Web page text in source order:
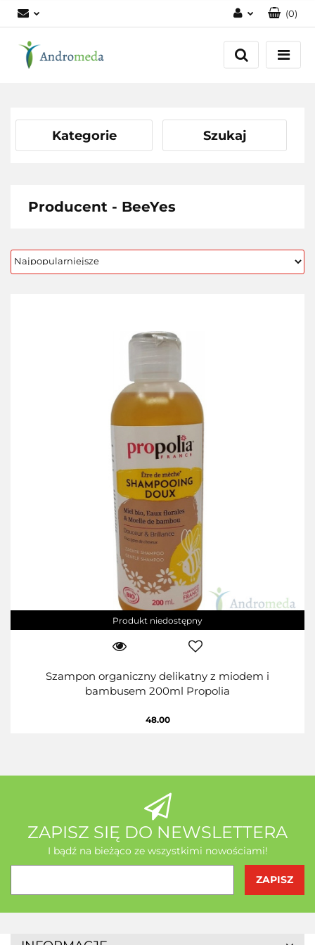
Zaloguj się
Zarejestruj się
(0)
Kategorie Szukaj
Producent - BeeYes
Produkt niedostępny
Szampon organiczny delikatny z miodem i
bambusem 200ml Propolia
48.00
ZAPISZ SIĘ DO NEWSLETTERA
I bądź na bieżąco ze wszystkimi nowościami!